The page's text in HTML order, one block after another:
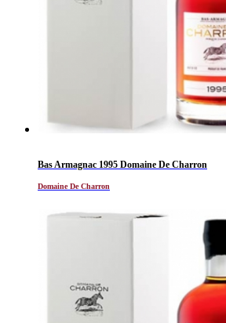
Bas Armagnac 1995 Domaine De Charron
Domaine De Charron